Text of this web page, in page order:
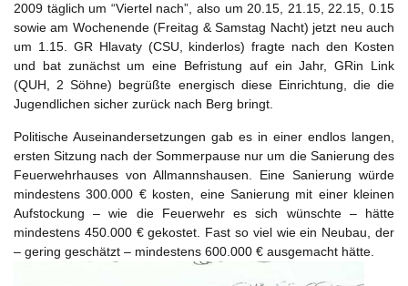
2009 täglich um “Viertel nach”, also um 20.15, 21.15, 22.15, 0.15
sowie am Wochenende (Freitag & Samstag Nacht) jetzt neu auch
um 1.15. GR Hlavaty (CSU, kinderlos) fragte nach den Kosten
und bat zunächst um eine Befristung auf ein Jahr, GRin Link
(QUH, 2 Söhne) begrüßte energisch diese Einrichtung, die die
Jugendlichen sicher zurück nach Berg bringt.
Politische Auseinandersetzungen gab es in einer endlos langen,
ersten Sitzung nach der Sommerpause nur um die Sanierung des
Feuerwehrhauses von Allmannshausen. Eine Sanierung würde
mindestens 300.000 € kosten, eine Sanierung mit einer kleinen
Aufstockung – wie die Feuerwehr es sich wünschte – hätte
mindestens 450.000 € gekostet. Fast so viel wie ein Neubau, der
– gering geschätzt – mindestens 600.000 € ausgemacht hätte.